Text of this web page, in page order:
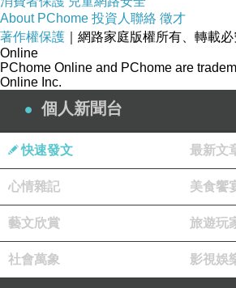
About PChome 投資人聯絡 徵才
著作權保護 ｜網路家庭版權所有、轉載必
Online
PChome Online and PChome are
Online Inc.
個人新聞台
快速發文 最新文
心情雜記 美食饗
藝文欣賞 旅遊玩
社會萬象 影視娛